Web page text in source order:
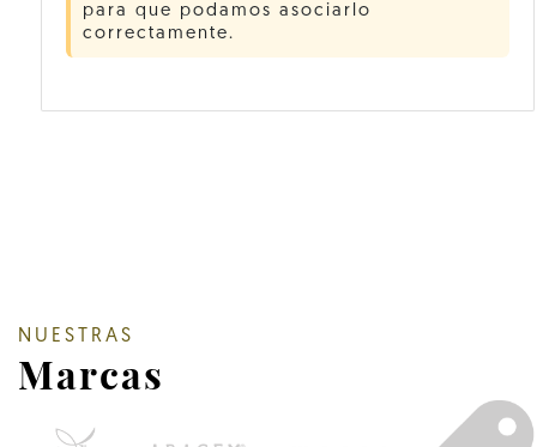
para que podamos asociarlo
correctamente.
NUESTRAS
Marcas